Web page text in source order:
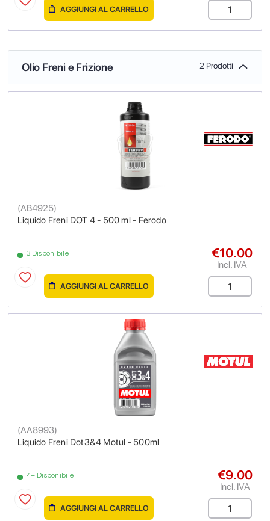
AGGIUNGI AL CARRELLO
Olio Freni e Frizione 2 Prodotti
Liquido Freni DOT 4 - 500 ml - Ferodo
(AB4925)
3 Disponibile €10.00
Incl. IVA
AGGIUNGI AL CARRELLO
Liquido Freni Dot3&4 Motul - 500ml
(AA8993)
4+ Disponibile €9.00
Incl. IVA
AGGIUNGI AL CARRELLO